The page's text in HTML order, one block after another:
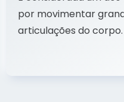
por movimentar
articulações do corpo.